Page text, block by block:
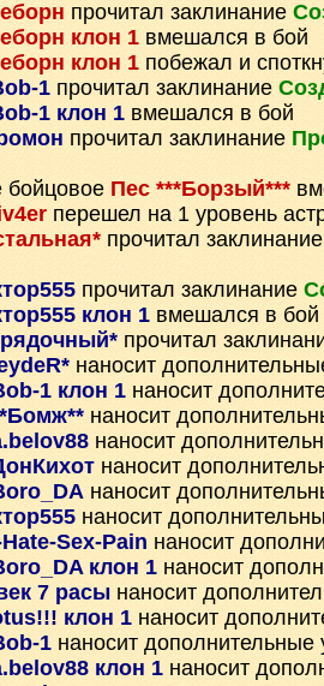
прочитал заклинание
клон 1 вмешался в бой
клон 1 побежал и
1 прочитал заклинание
1 клон 1 вмешался в бой
прочитал заклинание
Пес ***Борзый***
перешел на 1 уровень
прочитал
прочитал заклинание
клон 1 вмешался в бой
прочитал
наносит
1 клон 1 наносит
наносит
наносит
наносит
наносит
наносит
Sex-Pain наносит
клон 1 наносит
7 расы наносит
клон 1 наносит
1 наносит дополнительные
клон 1 наносит